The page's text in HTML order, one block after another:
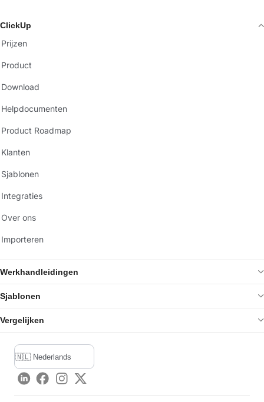
ClickUp
Prijzen
Product
Download
Helpdocumenten
Product Roadmap
Klanten
Sjablonen
Integraties
Over ons
Importeren
Werkhandleidingen
Sjablonen
Vergelijken
LinkedInFacebook
Instagram
Twitter